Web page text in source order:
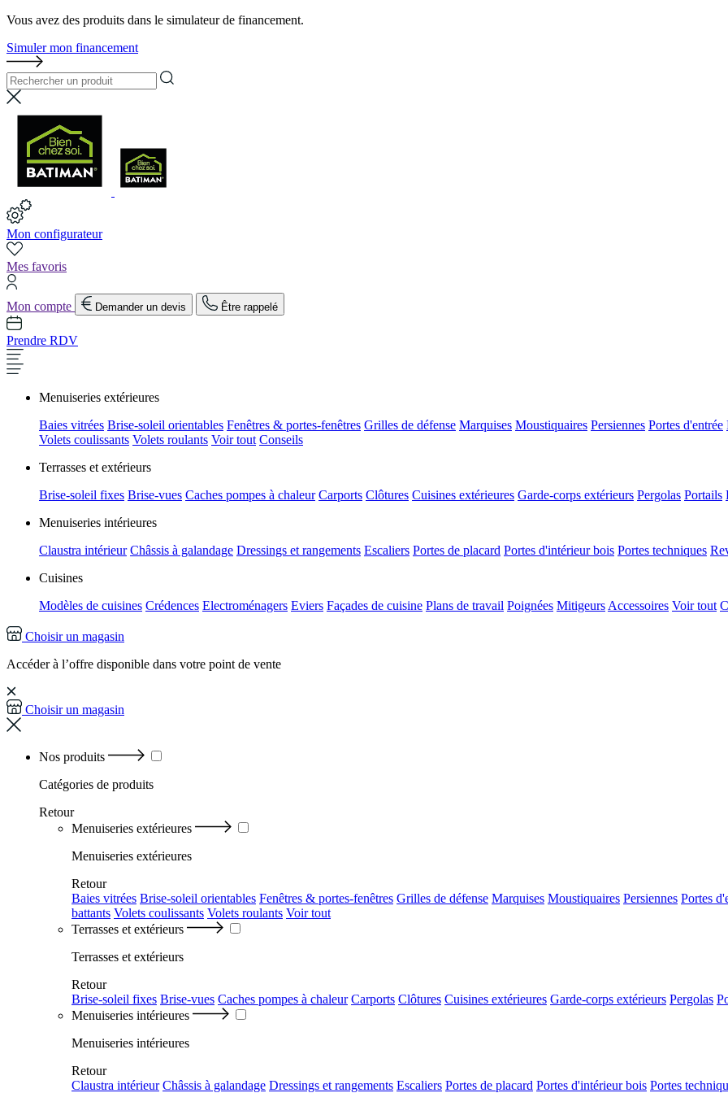
Vous avez des produits dans le simulateur de financement.
Simuler mon financement
Mon configurateur
Mes favoris
Mon compte Demander un devis Être rappelé
Prendre RDV
Menuiseries extérieures
Baies vitrées Brise-soleil orientables Fenêtres & portes-fenêtres Grilles de défense Marquises Moustiquaires Persiennes Portes d'entrée
Volets coulissants Volets roulants Voir tout Conseils
Terrasses et extérieurs
Brise-soleil fixes Brise-vues Caches pompes à chaleur Carports Clôtures Cuisines extérieures Garde-corps extérieurs Pergolas Portails
Menuiseries intérieures
Claustra intérieur Châssis à galandage Dressings et rangements Escaliers Portes de placard Portes d'intérieur bois Portes techniques
Cuisines
Modèles de cuisines Crédences Electroménagers Eviers Façades de cuisine Plans de travail Poignées Mitigeurs Accessoires Voir tout
Choisir un magasin
Accéder à l’offre disponible dans votre point de vente
Choisir un magasin
Nos produits
Catégories de produits
Retour
Menuiseries extérieures
Menuiseries extérieures
Retour
Baies vitrées Brise-soleil orientables Fenêtres & portes-fenêtres Grilles de défense Marquises Moustiquaires Persiennes Portes
battants Volets coulissants Volets roulants Voir tout
Terrasses et extérieurs
Terrasses et extérieurs
Retour
Brise-soleil fixes Brise-vues Caches pompes à chaleur Carports Clôtures Cuisines extérieures Garde-corps extérieurs Pergolas
Menuiseries intérieures
Menuiseries intérieures
Retour
Claustra intérieur Châssis à galandage Dressings et rangements Escaliers Portes de placard Portes d'intérieur bois Portes